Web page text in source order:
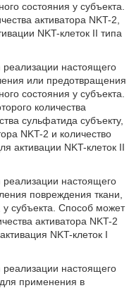
состояния у субъекта.
активатора NKT-2,
NKT-клеток II типа
настоящего
или предотвращения
состояния у субъекта.
количества
сульфатида субъекту,
NKT-2 и количество
активации NKT-клеток II
настоящего
повреждения ткани,
у субъекта. Способ может
активатора NKT-2
NKT-клеток I
настоящего
применения в